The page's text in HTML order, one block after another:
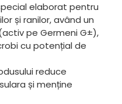
elaborat pentru
și ranilor, având un
pe Germeni G±),
cu potențial de
reduce
și menține